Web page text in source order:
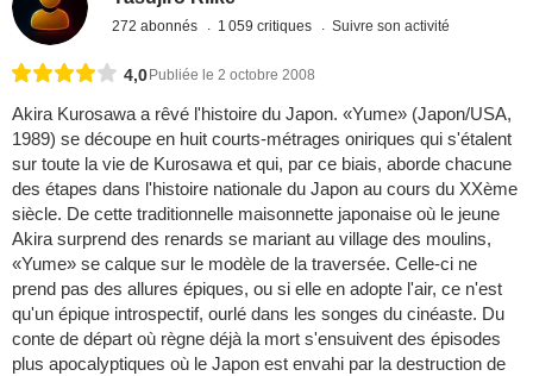
272 abonnés 1 059 critiques Suivre son activité
4,0 Publiée le 2 octobre 2008
Akira Kurosawa a rêvé l'histoire du Japon. «Yume» (Japon/USA,
1989) se découpe en huit courts-métrages oniriques qui s'étalent
sur toute la vie de Kurosawa et qui, par ce biais, aborde chacune
des étapes dans l'histoire nationale du Japon au cours du XXème
siècle. De cette traditionnelle maisonnette japonaise où le jeune
Akira surprend des renards se mariant au village des moulins,
«Yume» se calque sur le modèle de la traversée. Celle-ci ne
prend pas des allures épiques, ou si elle en adopte l'air, ce n'est
qu'un épique introspectif, ourlé dans les songes du cinéaste. Du
conte de départ où règne déjà la mort s'ensuivent des épisodes
plus apocalyptiques où le Japon est envahi par la destruction de